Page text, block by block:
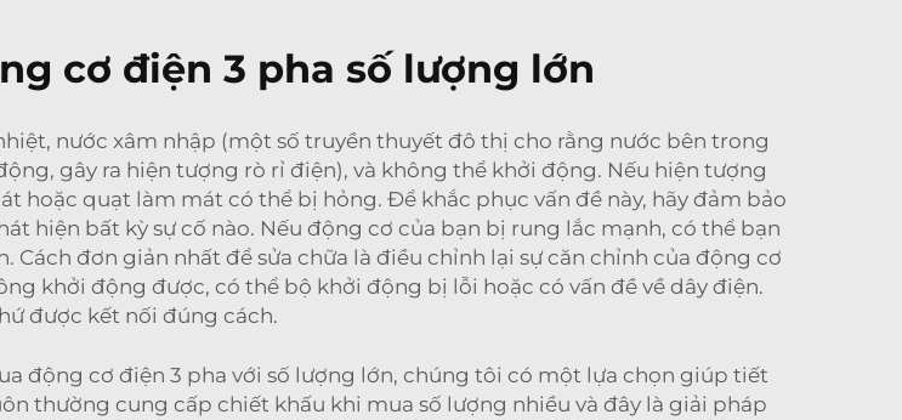
cơ điện 3 pha số lượng lớn
nước xâm nhập (một số truyền thuyết đô thị cho rằng nước bên trong
gây ra hiện tượng rò rỉ điện), và không thể khởi động. Nếu hiện tượng
hoặc quạt làm mát có thể bị hỏng. Để khắc phục vấn đề này, hãy đảm bảo
hiện bất kỳ sự cố nào. Nếu động cơ của bạn bị rung lắc mạnh, có thể bạn
đơn giản nhất để sửa chữa là điều chỉnh lại sự căn chỉnh của động cơ
khởi động được, có thể bộ khởi động bị lỗi hoặc có vấn đề về dây điện.
được kết nối đúng cách.
động cơ điện 3 pha với số lượng lớn, chúng tôi có một lựa chọn giúp tiết
thường cung cấp chiết khấu khi mua số lượng nhiều và đây là giải pháp